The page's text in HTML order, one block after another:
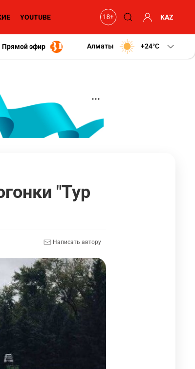
YOUTUBE KAZ
Прямой эфир Алматы +24 C
"Тур
Написать автору